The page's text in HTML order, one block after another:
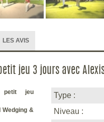
LES AVIS
jeu 3 jours avec
Type :
Niveau :
petit jeu
Wedging &